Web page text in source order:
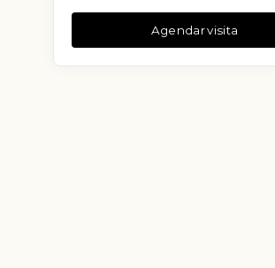
Agendar visita